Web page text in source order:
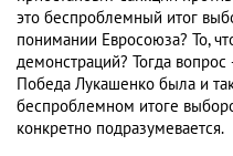
это беспроблемный итог
понимании Евросоюза? То,
демонстраций? Тогда вопрос
Победа Лукашенко была и
беспроблемном итоге
конкретно подразумевается.